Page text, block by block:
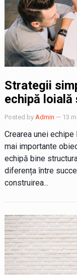
Strategii
echipă
Posted by Admin — 13
Crearea unei
mai importante
echipă bine
diferența între
construirea...